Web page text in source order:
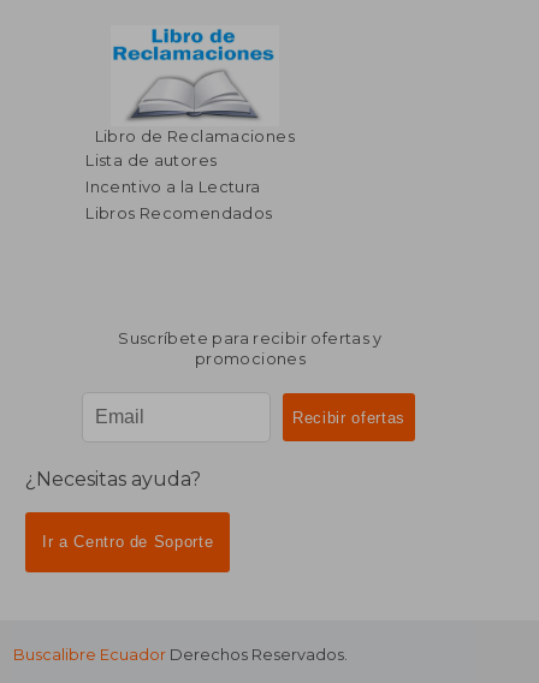
Libro de Reclamaciones
Lista de autores
Incentivo a la Lectura
Libros Recomendados
Suscríbete para recibir ofertas y
promociones
¿Necesitas ayuda?
Ir a Centro de Soporte
Buscalibre Ecuador Derechos Reservados.